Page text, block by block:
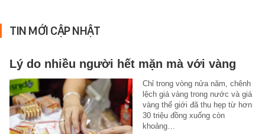
TIN MỚI CẬP NHẬT
Lý do nhiều người hết mặn mà với vàng
Chỉ trong vòng nửa năm, chênh
lệch giá vàng trong nước và giá
vàng thế giới đã thu hẹp từ hơn
30 triệu đồng xuống còn
khoảng…